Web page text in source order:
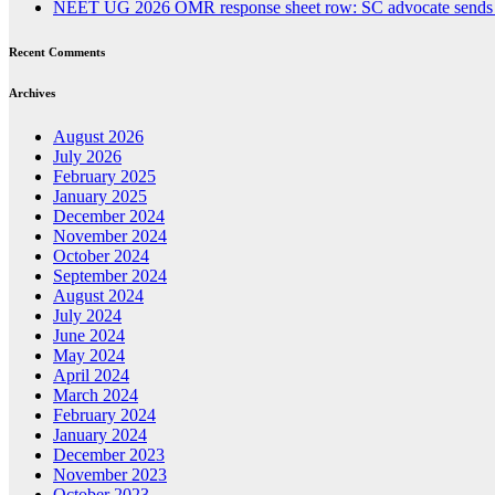
NEET UG 2026 OMR response sheet row: SC advocate
Recent Comments
Archives
August 2026
July 2026
February 2025
January 2025
December 2024
November 2024
October 2024
September 2024
August 2024
July 2024
June 2024
May 2024
April 2024
March 2024
February 2024
January 2024
December 2023
November 2023